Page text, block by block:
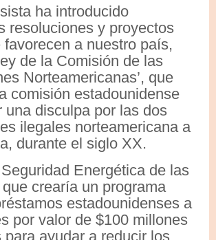
ha introducido
resoluciones y proyectos
favorecen a nuestro país,
de la Comisión de las
Norteamericanas’, que
comisión estadounidense
una disculpa por las dos
ilegales norteamericana a
durante el siglo XX.
Energética de las
crearía un programa
estadounidenses a
por valor de $100 millones
para ayudar a reducir los